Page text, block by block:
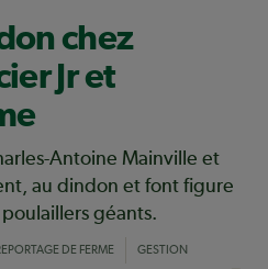
chez
Jr et
Antoine Mainville et
au dindon et font figure
géants.
DE FERME GESTION